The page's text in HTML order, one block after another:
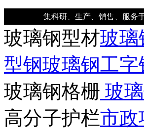
集科研、生产、销售、服务
玻璃钢型材玻璃
型钢玻璃钢工字
玻璃钢格栅 玻
高分子护栏市政